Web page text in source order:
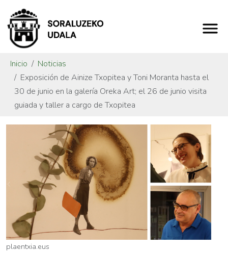
Inicio
Noticias
Exposición de Ainize Txopitea y Toni Moranta hasta el
30 de junio en la galería Oreka Art; el 26 de junio visita
guiada y taller a cargo de Txopitea
plaentxia.eus